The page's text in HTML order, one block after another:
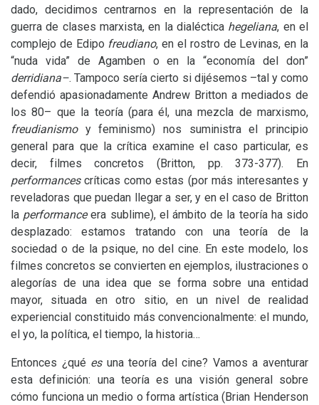
dado, decidimos centrarnos en la representación de la
guerra de clases marxista, en la dialéctica hegeliana, en el
complejo de Edipo freudiano, en el rostro de Levinas, en la
“nuda vida” de Agamben o en la “economía del don”
derridiana–. Tampoco sería cierto si dijésemos –tal y como
defendió apasionadamente Andrew Britton a mediados de
los 80– que la teoría (para él, una mezcla de marxismo,
freudianismoy feminismo) nos suministra el principio
general para que la crítica examine el caso particular, es
decir, filmes concretos (Britton, pp. 373-377). En
performancescríticas como estas (por más interesantes y
reveladoras que puedan llegar a ser, y en el caso de Britton
la performanceera sublime), el ámbito de la teoría ha sido
desplazado: estamos tratando con una teoría de la
sociedad o de la psique, no del cine. En este modelo, los
filmes concretos se convierten en ejemplos, ilustraciones o
alegorías de una idea que se forma sobre una entidad
mayor, situada en otro sitio, en un nivel de realidad
experiencial constituido más convencionalmente: el mundo,
el yo, la política, el tiempo, la historia…
Entonces ¿qué esuna teoría del cine? Vamos a aventurar
esta definición: una teoría es una visión general sobre
cómo funciona un medio o forma artística (Brian Henderson